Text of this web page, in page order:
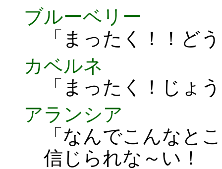
ブルーベリー
「まったく！！ど
カベルネ
「まったく！じょ
アランシア
「なんでこんなと
信じられな～い！